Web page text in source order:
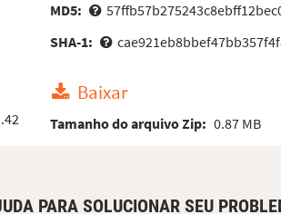
MD5:
SHA-1:
Baixar
Tamanho do arquivo Zip: 0.87 MB
PARA SOLUCIONAR SEU